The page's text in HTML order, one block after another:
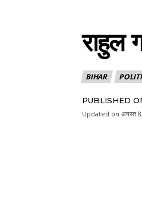
राहुल
BIHAR
PUBLISHED
Updated on अगस्त